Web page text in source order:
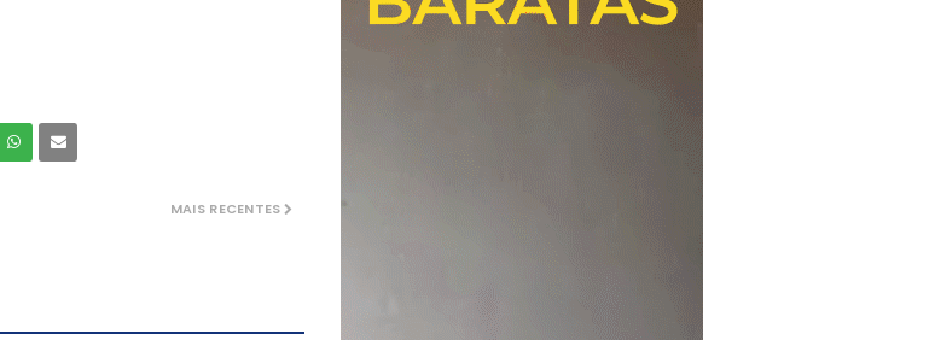
MAIS RECENTES